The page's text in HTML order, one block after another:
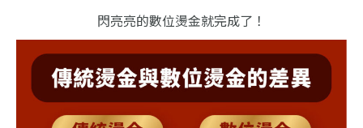
閃亮亮的數位燙金就完成了！